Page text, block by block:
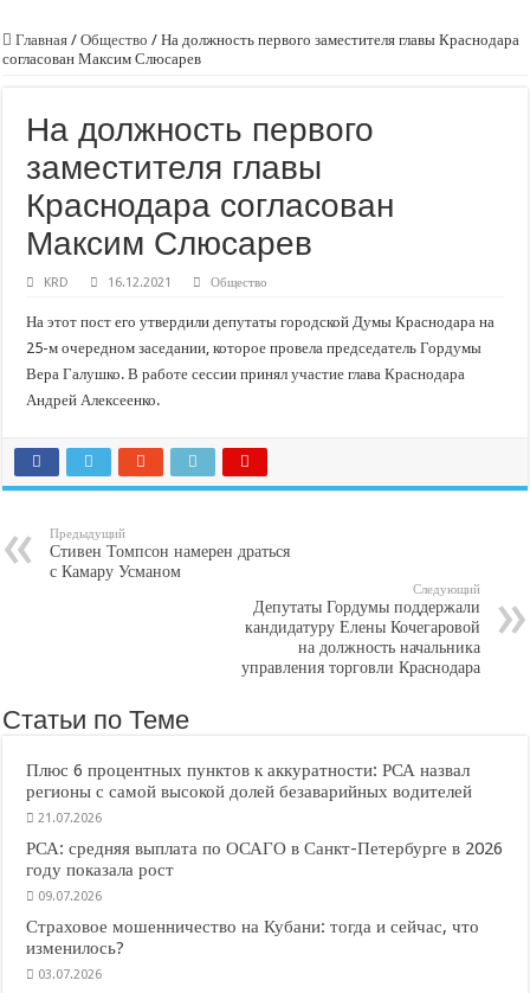
Главная / Общество / На должность первого заместителя главы Краснодара
согласован Максим Слюсарев
На должность первого
заместителя главы
Краснодара согласован
Максим Слюсарев
KRD 16.12.2021 Общество
На этот пост его утвердили депутаты городской Думы Краснодара на
25-м очередном заседании, которое провела председатель Гордумы
Вера Галушко. В работе сессии принял участие глава Краснодара
Андрей Алексеенко.
Предыдущий
Стивен Томпсон намерен драться
с Камару Усманом
Следующий
Депутаты Гордумы поддержали
кандидатуру Елены Кочегаровой
на должность начальника
управления торговли Краснодара
Статьи по Теме
Плюс 6 процентных пунктов к аккуратности: РСА назвал
регионы с самой высокой долей безаварийных водителей
21.07.2026
РСА: средняя выплата по ОСАГО в Санкт-Петербурге в 2026
году показала рост
09.07.2026
Страховое мошенничество на Кубани: тогда и сейчас, что
изменилось?
03.07.2026